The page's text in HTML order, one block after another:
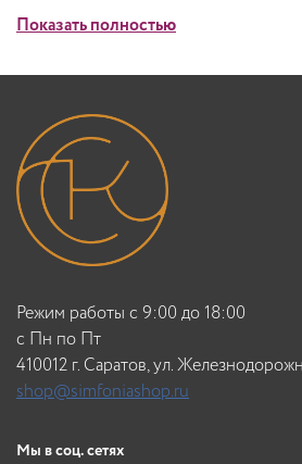
Показать полностью
Режим работы с 9:00 до 18:00
c Пн по Пт
410012 г. Саратов, ул.
shop@simfoniashop.ru
Мы в соц. сетях